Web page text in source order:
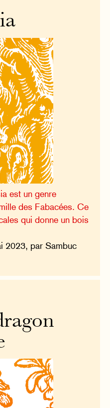
est un genre
des Fabacées. Ce
qui donne un bois
2023, par Sambuc